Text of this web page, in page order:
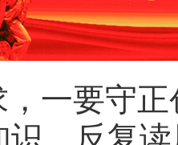
一要守